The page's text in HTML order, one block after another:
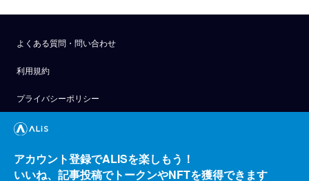
よくある質問・問い合わせ
利用規約
プライバシーポリシー
公式アナウンス
技術ブログ
アカウント登録でALISを楽しもう！
いいね、記事投稿でトークンやNFTを獲得できます